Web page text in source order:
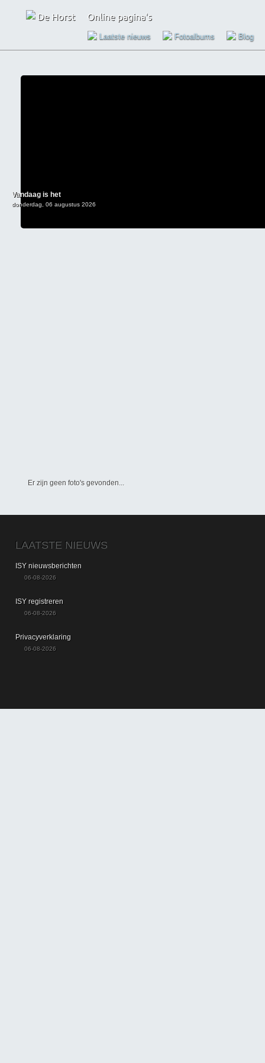
Laatste nieuws Fotoalbums Blog
Vandaag is het
donderdag, 06 augustus 2026
Er zijn geen foto's gevonden...
LAATSTE NIEUWS
ISY nieuwsberichten
06-08-2026
ISY registreren
06-08-2026
Privacyverklaring
06-08-2026